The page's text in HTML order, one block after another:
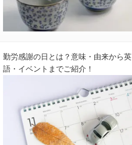
勤労感謝の日とは？意味・由来から英
語・イベントまでご紹介！